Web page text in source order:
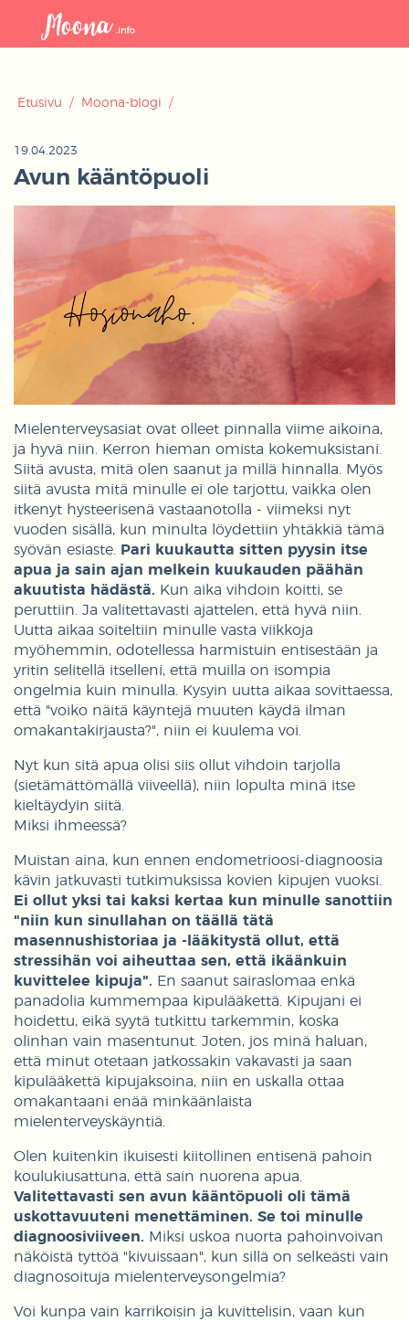
Etusivu / Moona-blogi /
19.04.2023
Avun kääntöpuoli
Mielenterveysasiat ovat olleet pinnalla viime aikoina,
ja hyvä niin. Kerron hieman omista kokemuksistani.
Siitä avusta, mitä olen saanut ja millä hinnalla. Myös
siitä avusta mitä minulle ei ole tarjottu, vaikka olen
itkenyt hysteerisenä vastaanotolla - viimeksi nyt
vuoden sisällä, kun minulta löydettiin yhtäkkiä tämä
syövän esiaste. Pari kuukautta sitten pyysin itse
apua ja sain ajan melkein kuukauden päähän
akuutista hädästä. Kun aika vihdoin koitti, se
peruttiin. Ja valitettavasti ajattelen, että hyvä niin.
Uutta aikaa soiteltiin minulle vasta viikkoja
myöhemmin, odotellessa harmistuin entisestään ja
yritin selitellä itselleni, että muilla on isompia
ongelmia kuin minulla. Kysyin uutta aikaa sovittaessa,
että "voiko näitä käyntejä muuten käydä ilman
omakantakirjausta?", niin ei kuulema voi.
Nyt kun sitä apua olisi siis ollut vihdoin tarjolla
(sietämättömällä viiveellä), niin lopulta minä itse
kieltäydyin siitä.
Miksi ihmeessä?
Muistan aina, kun ennen endometrioosi-diagnoosia
kävin jatkuvasti tutkimuksissa kovien kipujen vuoksi.
Ei ollut yksi tai kaksi kertaa kun minulle sanottiin
"niin kun sinullahan on täällä tätä
masennushistoriaa ja -lääkitystä ollut, että
stressihän voi aiheuttaa sen, että ikäänkuin
kuvittelee kipuja". En saanut sairaslomaa enkä
panadolia kummempaa kipulääkettä. Kipujani ei
hoidettu, eikä syytä tutkittu tarkemmin, koska
olinhan vain masentunut. Joten, jos minä haluan,
että minut otetaan jatkossakin vakavasti ja saan
kipulääkettä kipujaksoina, niin en uskalla ottaa
omakantaani enää minkäänlaista
mielenterveyskäyntiä.
Olen kuitenkin ikuisesti kiitollinen entisenä pahoin
koulukiusattuna, että sain nuorena apua.
Valitettavasti sen avun kääntöpuoli oli tämä
uskottavuuteni menettäminen. Se toi minulle
diagnoosiviiveen. Miksi uskoa nuorta pahoinvoivan
näköistä tyttöä "kivuissaan", kun sillä on selkeästi vain
diagnosoituja mielenterveysongelmia?
Voi kunpa vain karrikoisin ja kuvittelisin, vaan kun